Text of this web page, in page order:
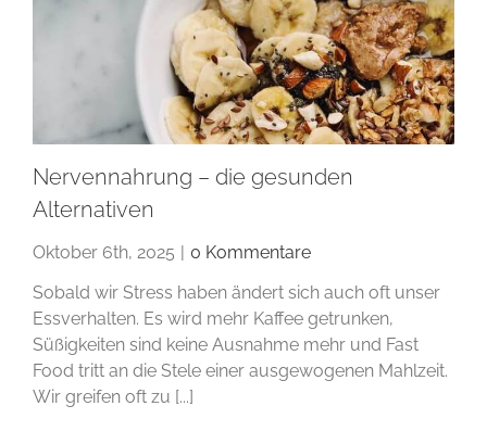
Nervennahrung – die gesunden
Alternativen
Oktober 6th, 2025 | 0 Kommentare
Sobald wir Stress haben ändert sich auch oft unser
Essverhalten. Es wird mehr Kaffee getrunken,
Süßigkeiten sind keine Ausnahme mehr und Fast
Food tritt an die Stele einer ausgewogenen Mahlzeit.
Wir greifen oft zu [...]